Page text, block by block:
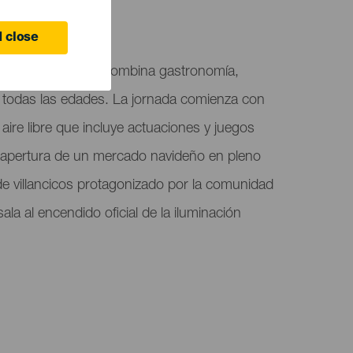
close
navideño que combina gastronomía,
las edades. La jornada comienza con
libre que incluye actuaciones y juegos
de un mercado navideño en pleno
villancicos protagonizado por la comunidad
al encendido oficial de la iluminación